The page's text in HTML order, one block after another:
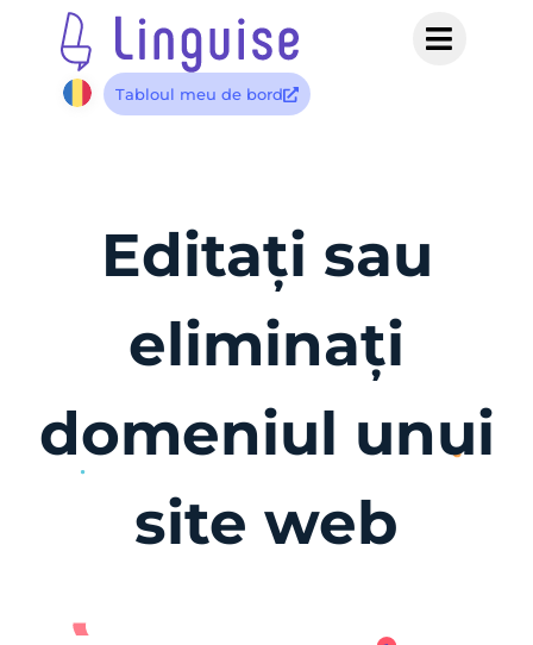
Tabloul meu de bord
Editați sau
eliminați
domeniul unui
site web